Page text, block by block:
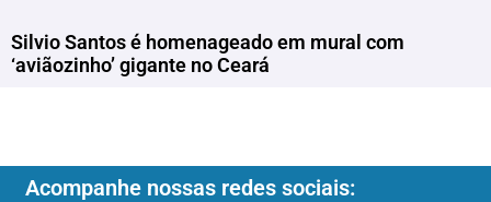
Silvio Santos é homenageado em mural com
‘aviãozinho’ gigante no Ceará
Acompanhe nossas redes sociais: